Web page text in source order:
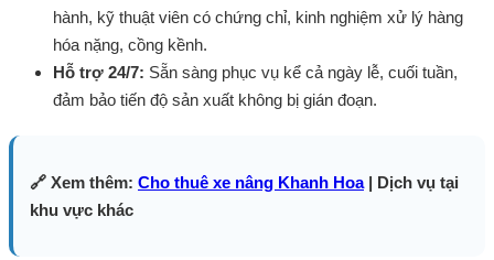
hành, kỹ thuật viên có chứng chỉ, kinh nghiệm xử lý hàng
hóa nặng, cồng kềnh.
Hỗ trợ 24/7: Sẵn sàng phục vụ kể cả ngày lễ, cuối tuần,
đảm bảo tiến độ sản xuất không bị gián đoạn.
🔗 Xem thêm: Cho thuê xe nâng Khanh Hoa| Dịch vụ tại
khu vực khác